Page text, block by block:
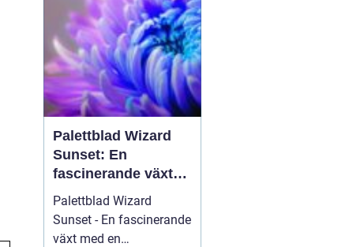
Palettblad Wizard
Sunset: En
fascinerande växt
med en
färgsprakande
skönhet
Palettblad Wizard
Sunset - En fascinerande
växt med en